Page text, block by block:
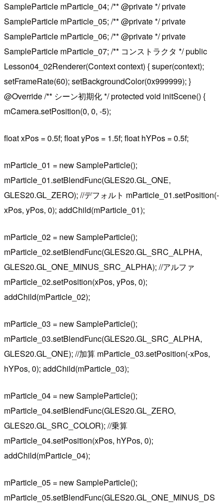
SampleParticle mParticle_04; /** @private */ private
SampleParticle mParticle_05; /** @private */ private
SampleParticle mParticle_06; /** @private */ private
SampleParticle mParticle_07; /** コンストラクタ */ public
Lesson04_02Renderer(Context context) { super(context);
setFrameRate(60); setBackgroundColor(0x999999); }
@Override /** シーン初期化 */ protected void initScene() {
mCamera.setPosition(0, 0, -5);
float xPos = 0.5f; float yPos = 1.5f; float hYPos = 0.5f;
mParticle_01 = new SampleParticle();
mParticle_01.setBlendFunc(GLES20.GL_ONE,
GLES20.GL_ZERO); //デフォルト mParticle_01.setPosition(-
xPos, yPos, 0); addChild(mParticle_01);
mParticle_02 = new SampleParticle();
mParticle_02.setBlendFunc(GLES20.GL_SRC_ALPHA,
GLES20.GL_ONE_MINUS_SRC_ALPHA); //アルファ
mParticle_02.setPosition(xPos, yPos, 0);
addChild(mParticle_02);
mParticle_03 = new SampleParticle();
mParticle_03.setBlendFunc(GLES20.GL_SRC_ALPHA,
GLES20.GL_ONE); //加算 mParticle_03.setPosition(-xPos,
hYPos, 0); addChild(mParticle_03);
mParticle_04 = new SampleParticle();
mParticle_04.setBlendFunc(GLES20.GL_ZERO,
GLES20.GL_SRC_COLOR); //乗算
mParticle_04.setPosition(xPos, hYPos, 0);
addChild(mParticle_04);
mParticle_05 = new SampleParticle();
mParticle_05.setBlendFunc(GLES20.GL_ONE_MINUS_DS